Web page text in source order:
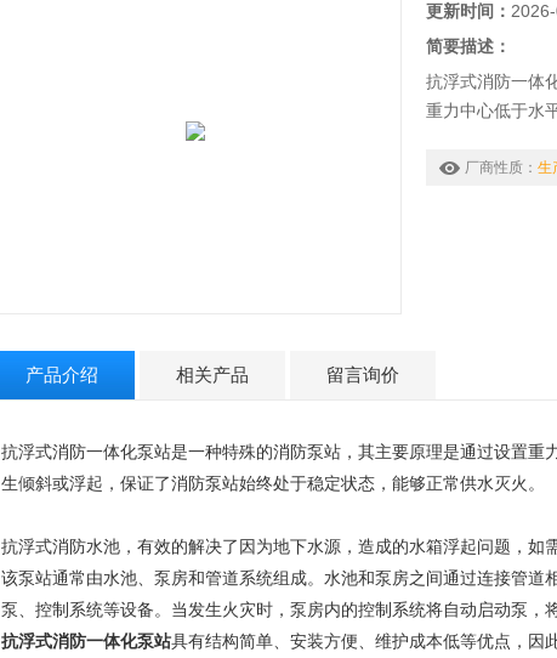
更新时间：
简要描述：
抗浮式消防一体
重力中心低于水
厂商性质： 生
产品介绍 相关产品 留言询价
抗浮式消防一体化泵站是一种特殊的消防泵站，其主要原理是通过设置
生倾斜或浮起，保证了消防泵站始终处于稳定状态，能够正常供水灭火。
抗浮式消防水池，有效的解决了因为地下水源，造成的水箱浮起问题，如
该泵站通常由水池、泵房和管道系统组成。水池和泵房之间通过连接管道
泵、控制系统等设备。当发生火灾时，泵房内的控制系统将自动启动泵，
抗浮式消防一体化泵站具有结构简单、安装方便、维护成本低等优点，因